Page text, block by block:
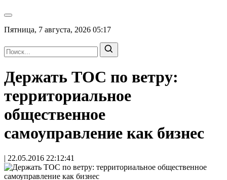
Пятница, 7 августа, 2026 05:17
Держать ТОС по ветру:
территориальное
общественное
самоуправление как бизнес
| 22.05.2016 22:12:41